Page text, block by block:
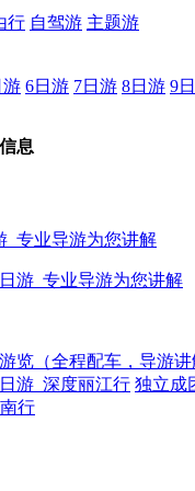
行 自驾游 主题游
游 6日游 7日游 8日游 9
息
游_专业导游为您讲解
览（全程配车，导游讲
游_深度丽江行 独立成
行